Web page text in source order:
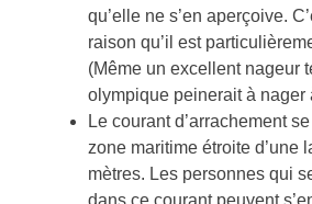
qu’elle ne s’en aperçoive.
raison qu’il est
(Même un excellent nageur
olympique peinerait à nager
Le courant d’arrachement
zone maritime étroite d’une
mètres. Les personnes qui
dans ce courant peuvent